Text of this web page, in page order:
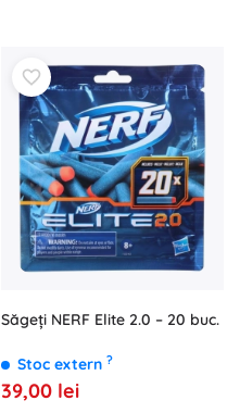
Săgeți NERF Elite 2.0 – 20 buc.
Stoc extern ?
39,00 lei